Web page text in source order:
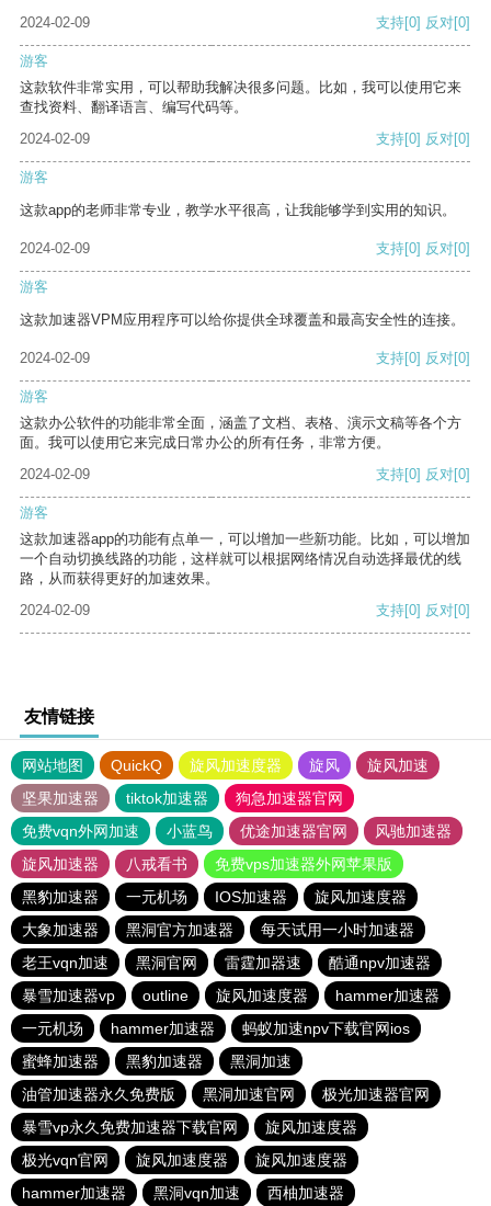
2024-02-09 支持[0] 反对[0]
游客
这款软件非常实用，可以帮助我解决很多问题。比如，我可以使用它来
查找资料、翻译语言、编写代码等。
2024-02-09
支持[0] 反对[0]
游客
这款app的老师非常专业，教学水平很高，让我能够学到实用的知识。
2024-02-09 支持[0] 反对[0]
游客
这款加速器VPM应用程序可以给你提供全球覆盖和最高安全性的连接。
2024-02-09 支持[0] 反对[0]
游客
这款办公软件的功能非常全面，涵盖了文档、表格、演示文稿等各个方
面。我可以使用它来完成日常办公的所有任务，非常方便。
2024-02-09
支持[0] 反对[0]
游客
这款加速器app的功能有点单一，可以增加一些新功能。比如，可以增加
一个自动切换线路的功能，这样就可以根据网络情况自动选择最优的线
路，从而获得更好的加速效果。
2024-02-09
支持[0] 反对[0]
友情链接
网站地图 QuickQ 旋风加速度器 旋风
旋风加速
坚果加速器
tiktok加速器
狗急加速器官网
免费vqn外网加速
小蓝鸟 优途加速器官网
风驰加速器
旋风加速器
八戒看书
免费vps加速器外网苹果版
黑豹加速器
一元机场 IOS加速器
旋风加速度器
大象加速器
黑洞官方加速器
每天试用一小时加速器
老王vqn加速
黑洞官网 雷霆加器速
酷通npv加速器
暴雪加速器vp
outline 旋风加速度器
hammer加速器
一元机场
hammer加速器
蚂蚁加速npv下载官网ios
蜜蜂加速器
黑豹加速器
黑洞加速
油管加速器永久免费版
黑洞加速官网
极光加速器官网
暴雪vp永久免费加速器下载官网
旋风加速度器
极光vqn官网
旋风加速度器
旋风加速度器
hammer加速器
黑洞vqn加速 西柚加速器